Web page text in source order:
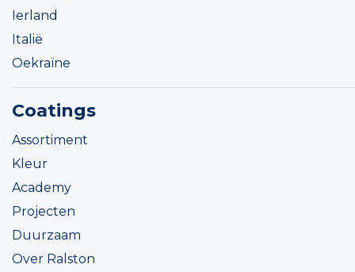
Ierland
Italië
Oekraïne
Coatings
Assortiment
Kleur
Academy
Projecten
Duurzaam
Over Ralston